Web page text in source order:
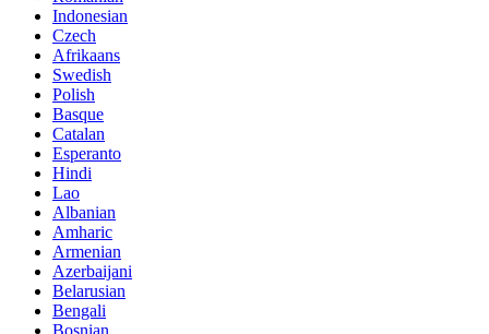
Indonesian
Czech
Afrikaans
Swedish
Polish
Basque
Catalan
Esperanto
Hindi
Lao
Albanian
Amharic
Armenian
Azerbaijani
Belarusian
Bengali
Bosnian